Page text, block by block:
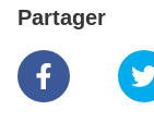
Partager